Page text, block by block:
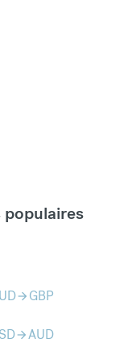
populaires
arrow_forward GBP
arrow_forwardAUD